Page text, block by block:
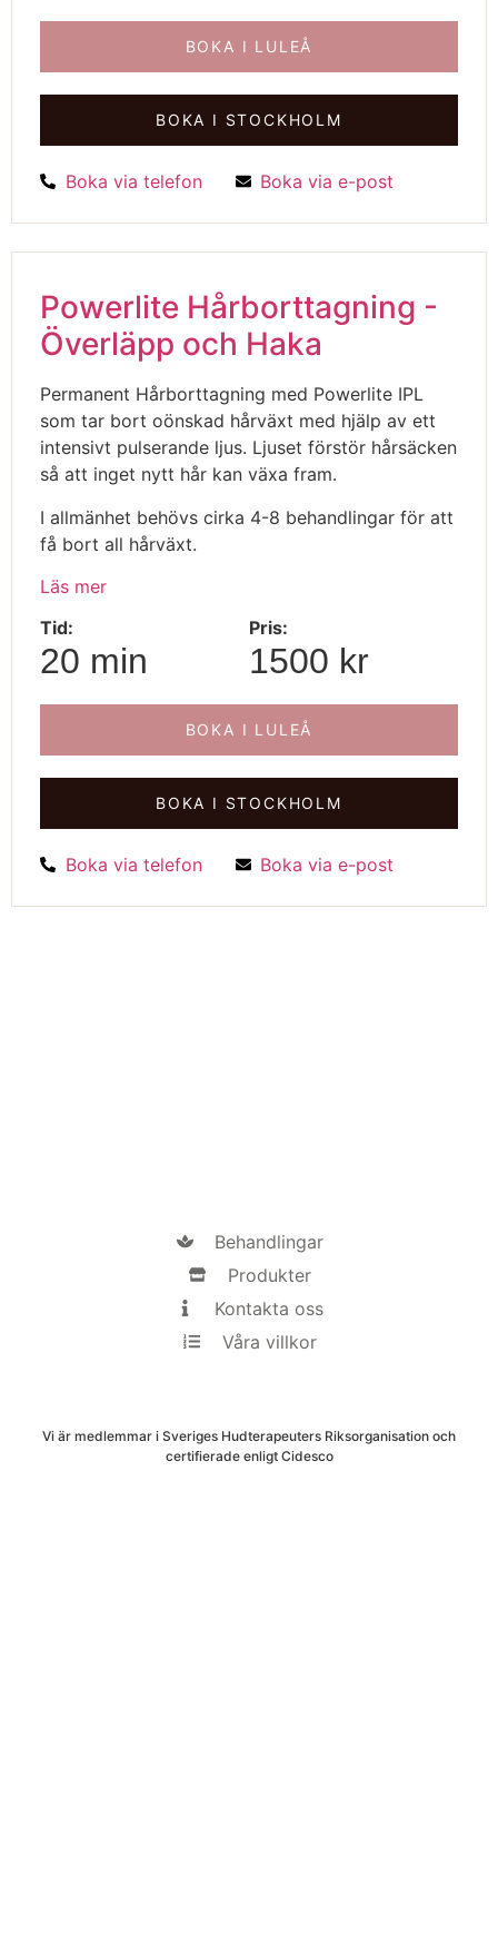
BOKA I LULEÅ
BOKA I STOCKHOLM
Boka via telefon Boka via e-post
Powerlite Hårborttagning -
Överläpp och Haka
Permanent Hårborttagning med Powerlite IPL
som tar bort oönskad hårväxt med hjälp av ett
intensivt pulserande ljus. Ljuset förstör hårsäcken
så att inget nytt hår kan växa fram.
I allmänhet behövs cirka 4-8 behandlingar för att
få bort all hårväxt.
Läs mer
Tid:
20 min
Pris:
1500 kr
BOKA I LULEÅ
BOKA I STOCKHOLM
Boka via telefon Boka via e-post
Behandlingar
Produkter
Kontakta oss
Våra villkor
Vi är medlemmar i Sveriges Hudterapeuters Riksorganisation och
certifierade enligt Cidesco